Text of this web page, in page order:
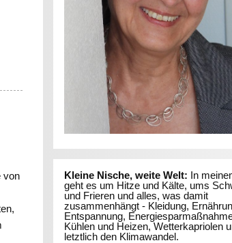
von
Kleine Nische, weite Welt: In
geht es um Hitze und Kälte, ums
und Frieren und alles, was damit
zusammenhängt - Kleidung,
Entspannung,
Kühlen und Heizen, Wetterkapriolen
letztlich den Klimawandel.